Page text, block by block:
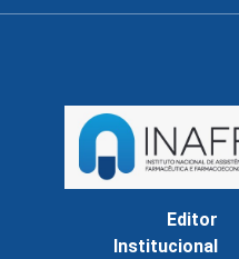
Editor
Institucional